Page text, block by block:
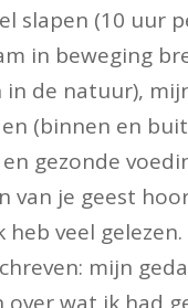
slapen (10 uur
in beweging
in de natuur),
(binnen en
gezonde
van je geest
heb veel
mijn